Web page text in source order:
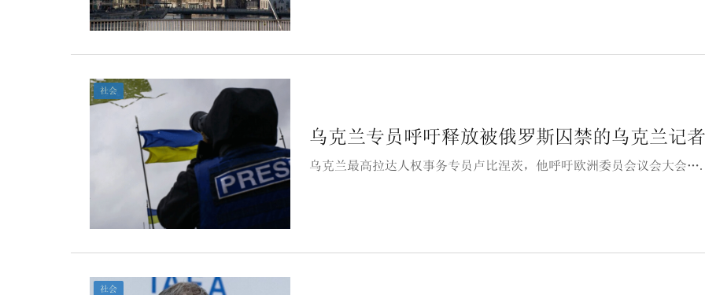
社会
乌克兰专员呼吁释放被俄罗斯囚禁的乌克兰记者
乌克兰最高拉达人权事务专员卢比涅茨，他呼吁欧洲委员会议会大会….
社会